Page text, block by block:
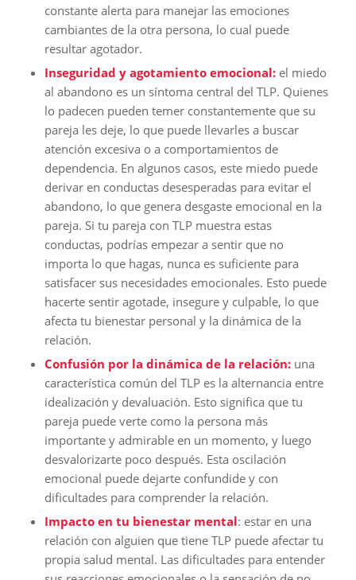
constante alerta para manejar las emociones
cambiantes de la otra persona, lo cual puede
resultar agotador.
Inseguridad y agotamiento emocional:el miedo
al abandono es un síntoma central del TLP. Quienes
lo padecen pueden temer constantemente que su
pareja les deje, lo que puede llevarles a buscar
atención excesiva o a comportamientos de
dependencia. En algunos casos, este miedo puede
derivar en conductas desesperadas para evitar el
abandono, lo que genera desgaste emocional en la
pareja. Si tu pareja con TLP muestra estas
conductas, podrías empezar a sentir que no
importa lo que hagas, nunca es suficiente para
satisfacer sus necesidades emocionales. Esto puede
hacerte sentir agotade, insegure y culpable, lo que
afecta tu bienestar personal y la dinámica de la
relación.
Confusión por la dinámica de la relación:una
característica común del TLP es la alternancia entre
idealización y devaluación. Esto significa que tu
pareja puede verte como la persona más
importante y admirable en un momento, y luego
desvalorizarte poco después. Esta oscilación
emocional puede dejarte confundide y con
dificultades para comprender la relación.
Impacto en tu bienestar mental: estar en una
relación con alguien que tiene TLP puede afectar tu
propia salud mental. Las dificultades para entender